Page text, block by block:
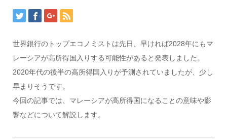
世界銀行のトップエコノミストは先日、早ければ2028年にもマ
レーシアが高所得国入りする可能性があると発表しました。
2020年代の後半の高所得国入りが予測されていましたが、少し
早まりそうです。
今回の記事では、マレーシアが高所得国になることの意味や影
響などについて解説します。